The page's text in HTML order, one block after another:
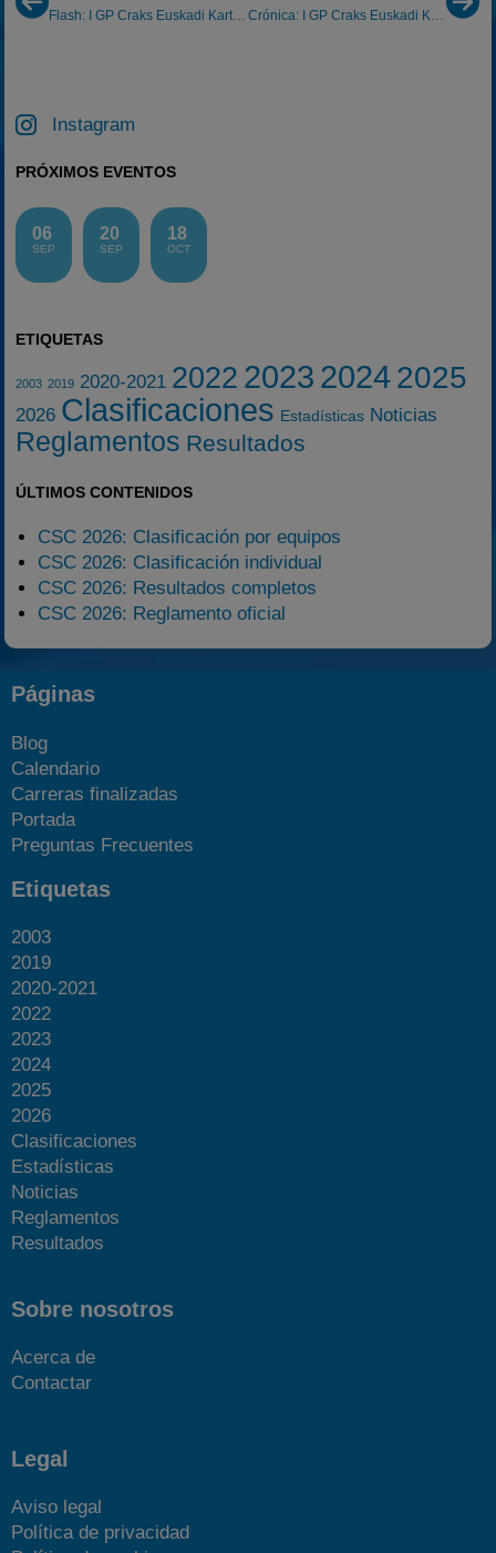
Flash: I GP Craks Euskadi Karting Kart Gasteiz 18/03/2012 Crónica: I GP Craks Euskadi Karting Kart Gasteiz 18/03/2012
Instagram
PRÓXIMOS EVENTOS
06
SEP
20
SEP
18
OCT
ETIQUETAS
2003 2019 2020-2021 2022 2023 20242025
2026 Clasificaciones Estadísticas Noticias
Reglamentos Resultados
ÚLTIMOS CONTENIDOS
CSC 2026: Clasificación por equipos
CSC 2026: Clasificación individual
CSC 2026: Resultados completos
CSC 2026: Reglamento oficial
Páginas
Blog
Calendario
Carreras finalizadas
Portada
Preguntas Frecuentes
Etiquetas
2003
2019
2020-2021
2022
2023
2024
2025
2026
Clasificaciones
Estadísticas
Noticias
Reglamentos
Resultados
Sobre nosotros
Acerca de
Contactar
Legal
Aviso legal
Política de privacidad